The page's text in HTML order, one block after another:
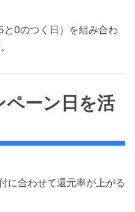
0のつく日）を組み合わ
ペーン日を活
に合わせて還元率が上がる